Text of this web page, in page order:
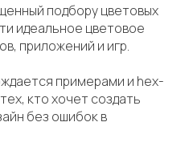
подбору цветовых
идеальное цветовое
приложений и игр.
примерами и hex-
кто хочет создать
без ошибок в